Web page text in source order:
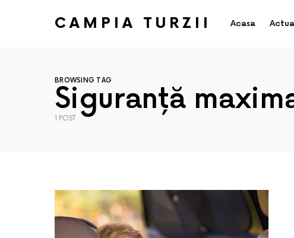
CAMPIA TURZII Acasa
BROWSING TAG
Siguranță
1 POST